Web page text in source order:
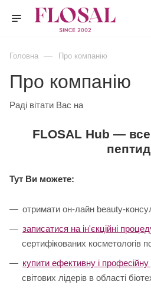
Головна — Про компанію
Про компанію
Раді вітати Вас на
FLOSAL Hub —
Тут Ви можете:
отримати он-лайн beauty-
записатися на ін'єкційні
сертифікованих косметологів
купити ефективну і
світових лідерів в області